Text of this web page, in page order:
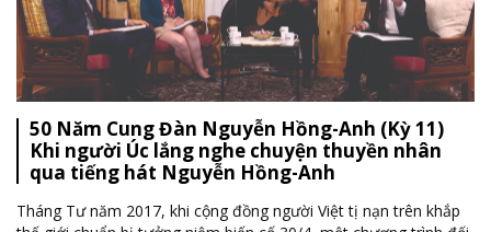
50 Năm Cung Đàn Nguyễn Hồng-Anh (Kỳ 11)
Khi người Úc lắng nghe chuyện thuyền nhân
qua tiếng hát Nguyễn Hồng-Anh
Tháng Tư năm 2017, khi cộng đồng người Việt tị nạn trên khắp